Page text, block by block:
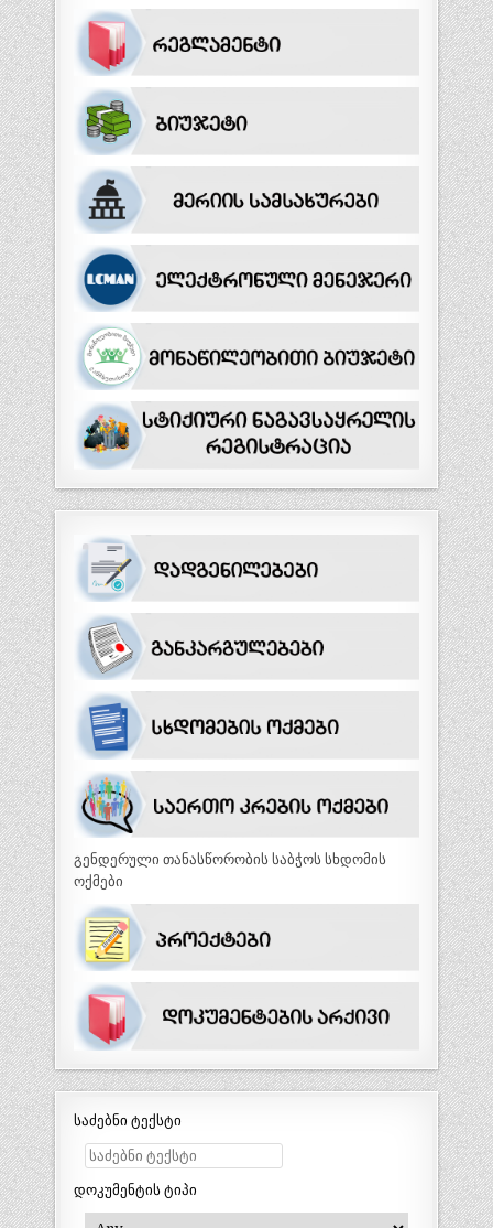
გენდერული თანასწორობის საბჭოს სხდომის
ოქმები
საძებნი ტექსტი
დოკუმენტის ტიპი